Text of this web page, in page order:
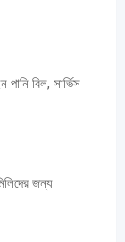
পানি বিল, সার্ভিস
জন্য